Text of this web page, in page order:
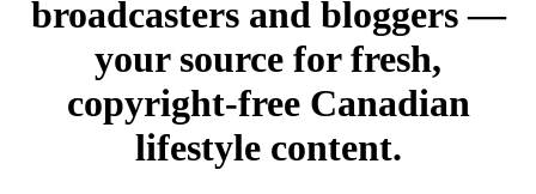
broadcasters and bloggers —
your source for fresh,
copyright-free Canadian
lifestyle content.